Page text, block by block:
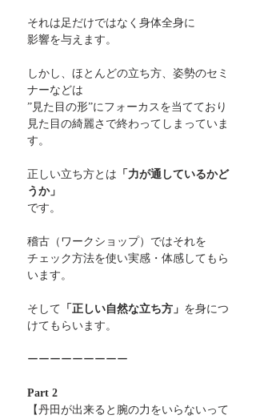
それは足だけではなく身体全身に
影響を与えます。
しかし、ほとんどの立ち方、姿勢のセミ
ナーなどは
”見た目の形”にフォーカスを当てており
見た目の綺麗さで終わってしまっていま
す。
正しい立ち方とは 「力が通しているかど
うか」
です。
稽古（ワークショップ）ではそれを
チェック方法を使い実感・体感してもら
います。
そして 「正しい自然な立ち方」 を身につ
けてもらいます。
ーーーーーーーーー
Part 2
【丹田が出来ると腕の力をいらないって